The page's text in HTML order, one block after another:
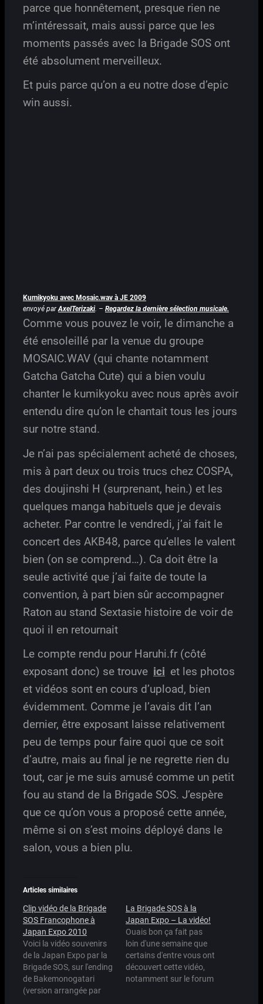
parce que honnêtement, presque rien ne
m’intéressait, mais aussi parce que les
moments passés avec la Brigade SOS ont
été absolument merveilleux.
Et puis parce qu’on a eu notre dose d’epic
win aussi.
Kumikyoku avec Mosaic.wav à JE 2009
envoyé parAxelTerizaki. – Regardez la dernière sélection musicale.
Comme vous pouvez le voir, le dimanche a
été ensoleillé par la venue du groupe
MOSAIC.WAV (qui chante notamment
Gatcha Gatcha Cute) qui a bien voulu
chanter le kumikyoku avec nous après avoir
entendu dire qu’on le chantait tous les jours
sur notre stand.
Je n’ai pas spécialement acheté de choses,
mis à part deux ou trois trucs chez COSPA,
des doujinshi H (surprenant, hein.) et les
quelques manga habituels que je devais
acheter. Par contre le vendredi, j’ai fait le
concert des AKB48, parce qu’elles le valent
bien (on se comprend…). Ca doit être la
seule activité que j’ai faite de toute la
convention, à part bien sûr accompagner
Raton au stand Sextasie histoire de voir de
quoi il en retournait
Le compte rendu pour Haruhi.fr (côté
exposant donc) se trouve ici et les photos
et vidéos sont en cours d’upload, bien
évidemment. Comme je l’avais dit l’an
dernier, être exposant laisse relativement
peu de temps pour faire quoi que ce soit
d’autre, mais au final je ne regrette rien du
tout, car je me suis amusé comme un petit
fou au stand de la Brigade SOS. J’espère
que ce qu’on vous a proposé cette année,
même si on s’est moins déployé dans le
salon, vous a bien plu.
Articles similaires
Clip vidéo de la Brigade
SOS Francophone à
Japan Expo 2010
Voici la vidéo souvenirs
de la Japan Expo par la
Brigade SOS, sur l'ending
de Bakemonogatari
(version arrangée par
La Brigade SOS à la
Japan Expo – La vidéo!
Ouais bon ça fait pas
loin d'une semaine que
certains d'entre vous ont
découvert cette vidéo,
notamment sur le forum